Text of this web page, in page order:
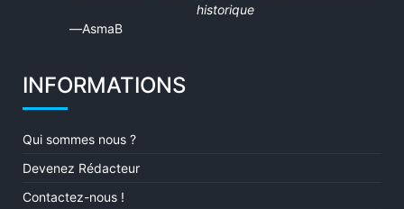
historique
AsmaB
INFORMATIONS
Qui sommes nous ?
Devenez Rédacteur
Contactez-nous !